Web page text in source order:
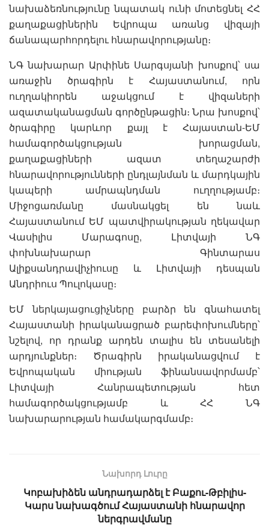
նախաձեռնությունը նպատակ ունի մոտեցնել ՀՀ
քաղաքացիներին Եվրոպա առանց վիզայի
ճանապարհորդելու հնարավորությանը։
ՆԳ նախարար Արփինե Սարգսյանի խոսքով՝ սա
առաջին ծրագիրն է Հայաստանում, որն
ուղղակիորեն աջակցում է վիզաների
ազատականացման գործընթացին։ Նրա խոսքով՝
ծրագիրը կարևոր քայլ է Հայաստան-ԵՄ
համագործակցության խորացման,
քաղաքացիների ազատ տեղաշարժի
հնարավորությունների ընդլայնման և մարդկային
կապերի ամրապնդման ուղղությամբ։
Միջոցառմանը մասնակցել են նաև
Հայաստանում ԵՄ պատվիրակության ղեկավար
Վասիլիս Մարագոսը, Լիտվայի ՆԳ
փոխնախարար Գինտարաս
Ալիքսանդրավիչիուսը և Լիտվայի դեսպան
Անդրիուս Պուլոկասը։
ԵՄ ներկայացուցիչները բարձր են գնահատել
Հայաստանի իրականացրած բարեփոխումները՝
նշելով, որ դրանք արդեն տալիս են տեսանելի
արդյունքներ։ Ծրագիրն իրականացվում է
Եվրոպական միության ֆինանսավորմամբ՝
Լիտվայի Հանրապետության հետ
համագործակցությամբ և ՀՀ ՆԳ
նախարարության համակարգմամբ։
Նախորդ Լուրը
Կոբախիձեն անդրադարձել է Բաքու-Թբիլիս-
Կարս նախագծում Հայաստանի հնարավոր
ներգրավմանը